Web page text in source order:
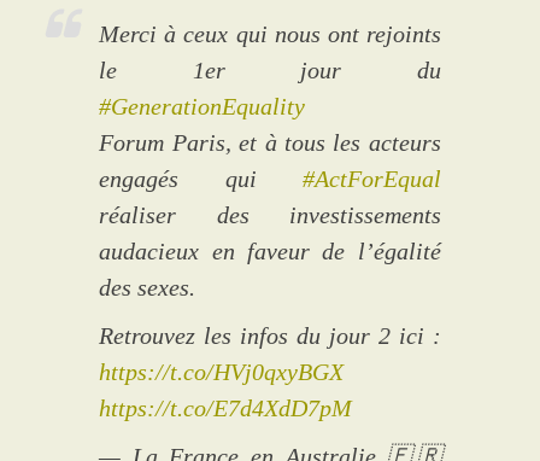
Merci à ceux qui nous ont rejoints
le 1er jour du
#GenerationEquality
Forum Paris, et à tous les acteurs
engagés qui #ActForEqual
réaliser des investissements
audacieux en faveur de l’égalité
des sexes.
Retrouvez les infos du jour 2 ici :
https://t.co/HVj0qxyBGX
https://t.co/E7d4XdD7pM